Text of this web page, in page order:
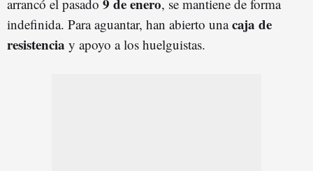
arrancó el pasado 9 de enero, se mantiene de forma
indefinida. Para aguantar, han abierto unacaja de
resistencia y apoyo a los huelguistas.